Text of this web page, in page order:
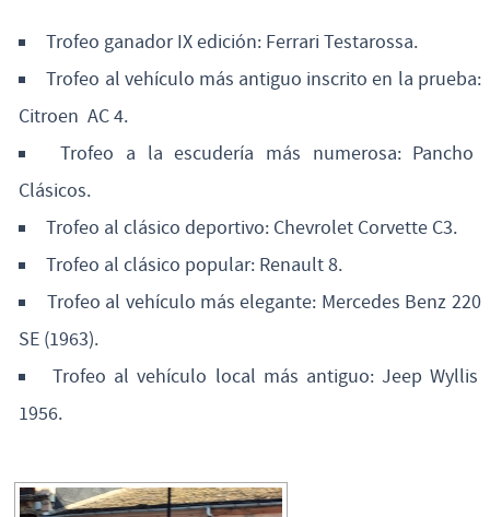
Trofeo ganador IX edición: Ferrari Testarossa.
Trofeo al vehículo más antiguo inscrito en la prueba:
Citroen AC 4.
Trofeo a la escudería más numerosa: Pancho
Clásicos.
Trofeo al clásico deportivo: Chevrolet Corvette C3.
Trofeo al clásico popular: Renault 8.
Trofeo al vehículo más elegante: Mercedes Benz 220
SE (1963).
Trofeo al vehículo local más antiguo: Jeep Wyllis
1956.